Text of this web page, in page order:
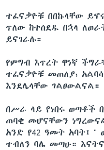
ተፈናቃዮቹ በበኩላቸው
ጥለው ከተሰደዱ በኋላ
ይናገራሉ።
የምግብ እጥረት ዋነኛ
ተፈናቃዮቹ መጠለያ፣
እንደሌላቸው ገልፀውልናል።
በሥራ ላይ የነበሩ ወጣቶች
ጠባቂ መሆናቸውን
አንድ የ42 ዓመት አባት፤
ተብለን ባሌ መጣሁ።